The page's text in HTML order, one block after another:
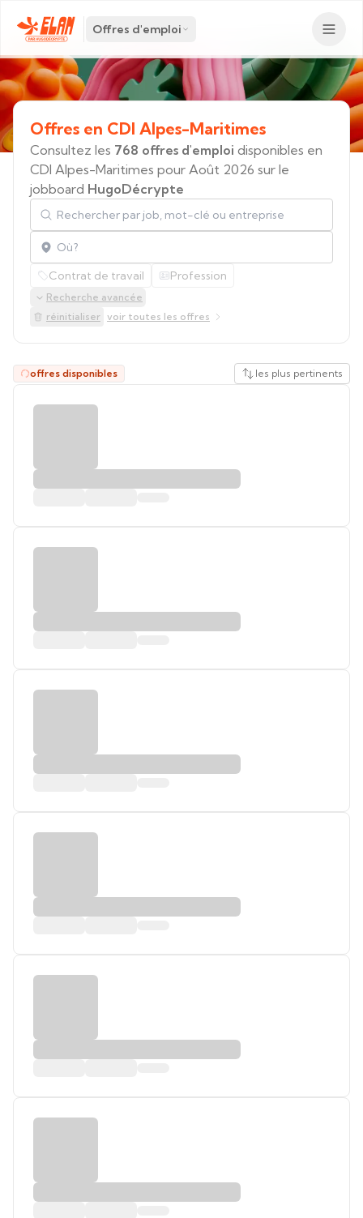
Offres d'emploi
Offres en CDI Alpes-Maritimes
Consultez les 768 offres d'emploi disponibles en
CDI Alpes-Maritimes pour Août 2026 sur le
jobboard HugoDécrypte
Rechercher par job, mot-clé ou entreprise
Localisation
Contrat de travail Profession
Recherche avancée
réinitialiser voir toutes les offres
offres disponibles les plus pertinents